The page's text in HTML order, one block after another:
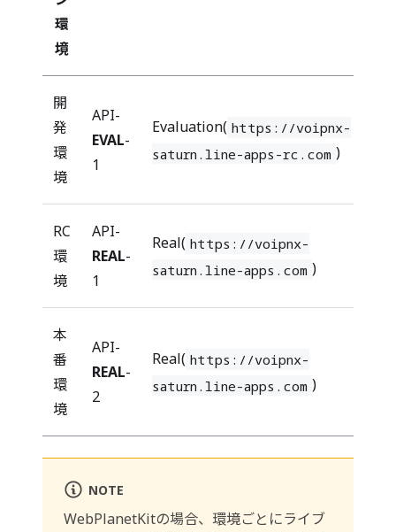
環
境
開
発
環
境
API-
EVAL-
1
Evaluation( https://voipnx-
saturn.line-apps-rc.com )
RC
環
境
API-
REAL-
1
Real( https://voipnx-
saturn.line-apps.com )
本
番
環
境
API-
REAL-
2
Real( https://voipnx-
saturn.line-apps.com )
NOTE
WebPlanetKitの場合、環境ごとにライブ